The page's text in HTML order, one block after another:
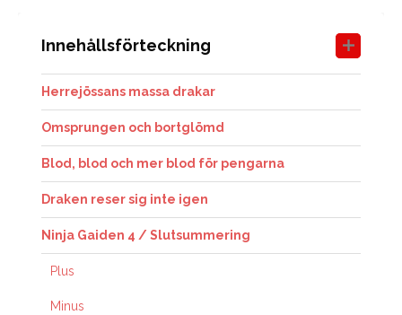
Innehållsförteckning
Herrejössans massa drakar
Omsprungen och bortglömd
Blod, blod och mer blod för pengarna
Draken reser sig inte igen
Ninja Gaiden 4 / Slutsummering
Plus
Minus